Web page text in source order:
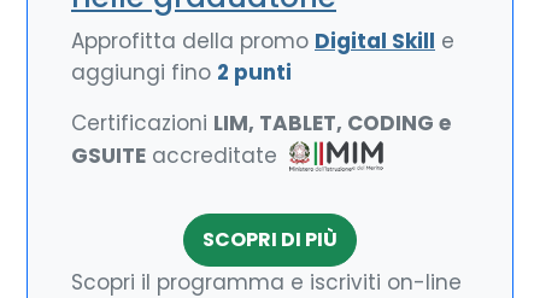
Approfitta della promo Digital Skill e
aggiungi fino 2 punti
Certificazioni LIM, TABLET, CODING e
GSUITE accreditate
SCOPRI DI PIÙ
Scopri il programma e iscriviti on-line